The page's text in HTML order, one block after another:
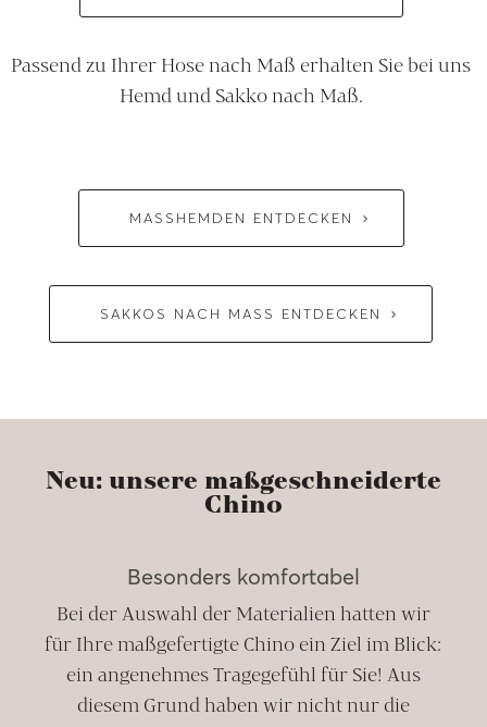
Passend zu Ihrer Hose nach Maß erhalten Sie bei uns
Hemd und Sakko nach Maß.
MASSHEMDEN ENTDECKEN
SAKKOS NACH MASS ENTDECKEN
Neu: unsere maßgeschneiderte
Chino
Besonders komfortabel
Bei der Auswahl der Materialien hatten wir
für Ihre maßgefertigte Chino ein Ziel im Blick:
ein angenehmes Tragegefühl für Sie! Aus
diesem Grund haben wir nicht nur die